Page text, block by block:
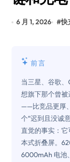
6 月 1, 2026 #快
前言
当三星、谷歌
想旗下那个曾
——比竞品更厚
个“迟到且没诚
直觉的事实：
本式折叠屏。
6000mAh 电池